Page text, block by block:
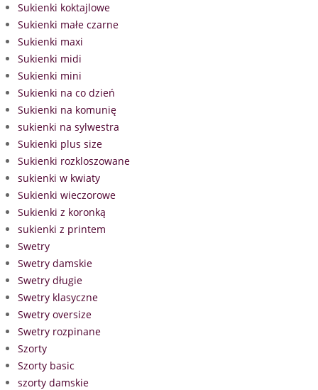
Sukienki koktajlowe
Sukienki małe czarne
Sukienki maxi
Sukienki midi
Sukienki mini
Sukienki na co dzień
Sukienki na komunię
sukienki na sylwestra
Sukienki plus size
Sukienki rozkloszowane
sukienki w kwiaty
Sukienki wieczorowe
Sukienki z koronką
sukienki z printem
Swetry
Swetry damskie
Swetry długie
Swetry klasyczne
Swetry oversize
Swetry rozpinane
Szorty
Szorty basic
szorty damskie